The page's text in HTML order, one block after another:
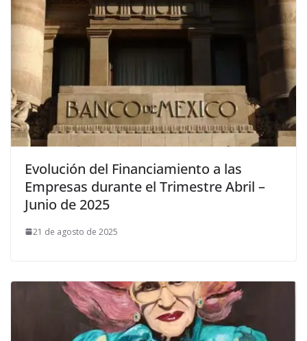
Evolución del Financiamiento a las
Empresas durante el Trimestre Abril –
Junio de 2025
21 de agosto de 2025